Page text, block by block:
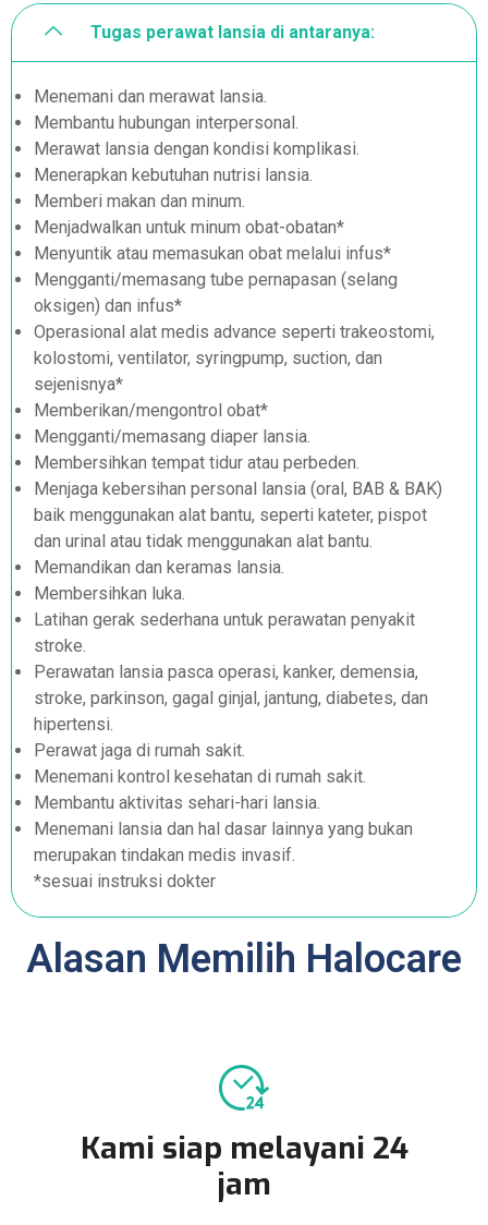
Tugas perawat lansia di antaranya:
Menemani dan merawat lansia.
Membantu hubungan interpersonal.
Merawat lansia dengan kondisi komplikasi.
Menerapkan kebutuhan nutrisi lansia.
Memberi makan dan minum.
Menjadwalkan untuk minum obat-obatan*
Menyuntik atau memasukan obat melalui infus*
Mengganti/memasang tube pernapasan (selang
oksigen) dan infus*
Operasional alat medis advance seperti trakeostomi,
kolostomi, ventilator, syringpump, suction, dan
sejenisnya*
Memberikan/mengontrol obat*
Mengganti/memasang diaper lansia.
Membersihkan tempat tidur atau perbeden.
Menjaga kebersihan personal lansia (oral, BAB & BAK)
baik menggunakan alat bantu, seperti kateter, pispot
dan urinal atau tidak menggunakan alat bantu.
Memandikan dan keramas lansia.
Membersihkan luka.
Latihan gerak sederhana untuk perawatan penyakit
stroke.
Perawatan lansia pasca operasi, kanker, demensia,
stroke, parkinson, gagal ginjal, jantung, diabetes, dan
hipertensi.
Perawat jaga di rumah sakit.
Menemani kontrol kesehatan di rumah sakit.
Membantu aktivitas sehari-hari lansia.
Menemani lansia dan hal dasar lainnya yang bukan
merupakan tindakan medis invasif.
*sesuai instruksi dokter
Alasan Memilih Halocare
Kami siap melayani 24
jam